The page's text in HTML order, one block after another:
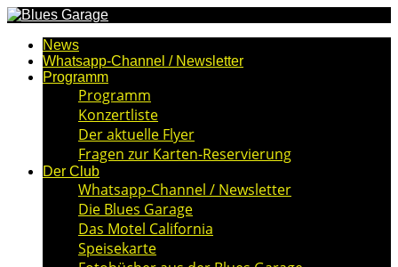
News
Whatsapp-Channel / Newsletter
Programm
Programm
Konzertliste
Der aktuelle Flyer
Fragen zur Karten-Reservierung
Der Club
Whatsapp-Channel / Newsletter
Die Blues Garage
Das Motel California
Speisekarte